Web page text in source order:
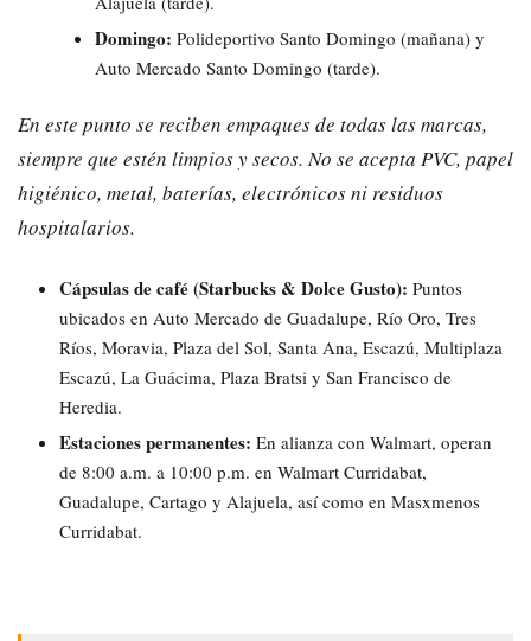
Domingo: Polideportivo Santo Domingo (mañana) y
Auto Mercado Santo Domingo (tarde).
En este punto se reciben empaques de todas las marcas,
siempre que estén limpios y secos. No se acepta PVC, papel
higiénico, metal, baterías, electrónicos ni residuos
hospitalarios.
Cápsulas de café (Starbucks & Dolce Gusto): Puntos
ubicados en Auto Mercado de Guadalupe, Río Oro, Tres
Ríos, Moravia, Plaza del Sol, Santa Ana, Escazú, Multiplaza
Escazú, La Guácima, Plaza Bratsi y San Francisco de
Heredia.
Estaciones permanentes: En alianza con Walmart, operan
de 8:00 a.m. a 10:00 p.m. en Walmart Curridabat,
Guadalupe, Cartago y Alajuela, así como en Masxmenos
Curridabat.